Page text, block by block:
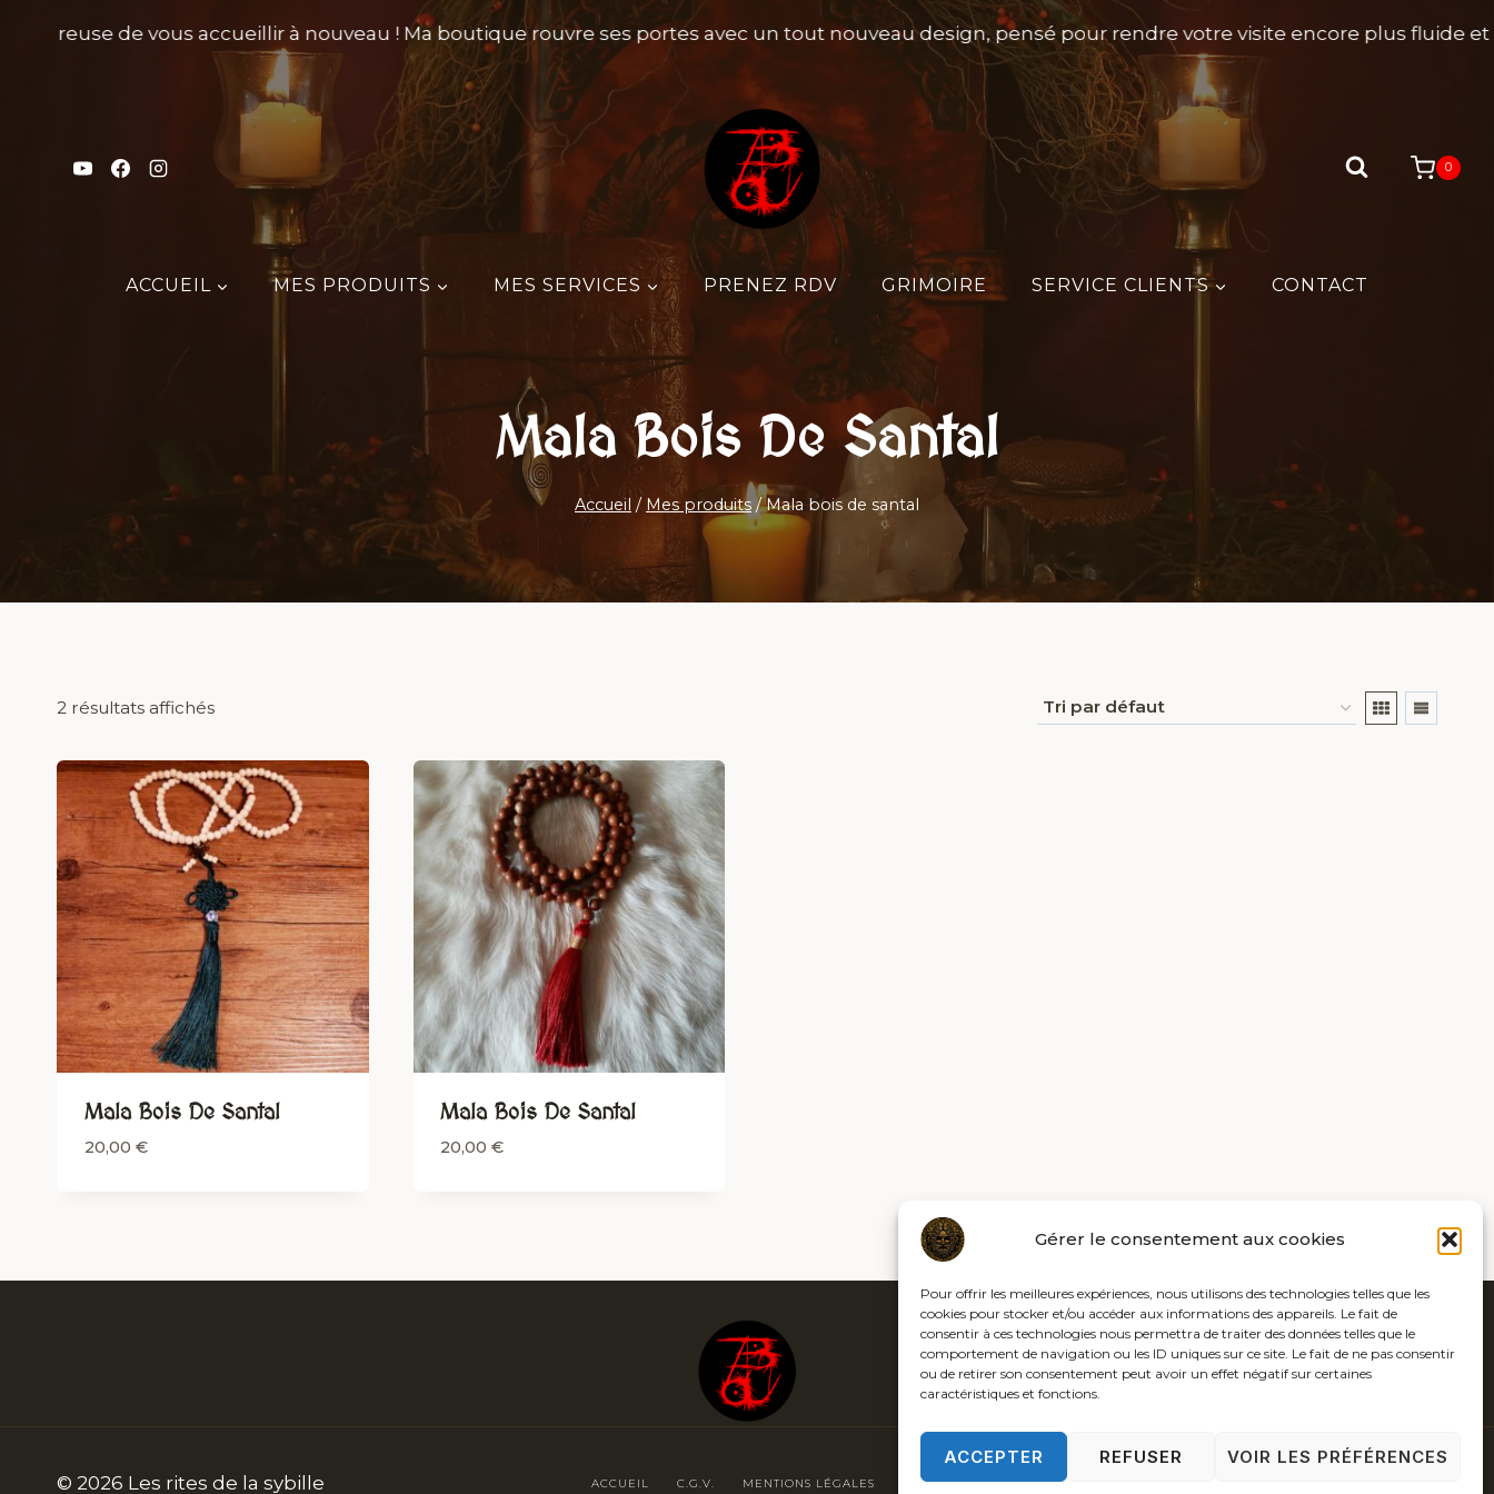
Gérer le consentement aux cookies
Pour offrir les meilleures expériences, nous utilisons des technologies telles que les
cookies pour stocker et/ou accéder aux informations des appareils. Le fait de
consentir à ces technologies nous permettra de traiter des données telles que le
comportement de navigation ou les ID uniques sur ce site. Le fait de ne pas consentir
ou de retirer son consentement peut avoir un effet négatif sur certaines
caractéristiques et fonctions.
ACCEPTER REFUSER VOIR LES PRÉFÉRENCES
de vous accueillir à nouveau ! Ma boutique rouvre ses portes avec un tout nouveau design, pensé pour rendre votre visite encore plus fluide et
0
ACCUEIL MES PRODUITS MES SERVICES PRENEZ RDV GRIMOIRE SERVICE CLIENTS CONTACT
Mala Bois De Santal
Accueil / Mes produits / Mala bois de santal
2 résultats affichés
Mala Bois De Santal
20,00 €
Mala Bois De Santal
20,00 €
© 2026 Les rites de la sybille ACCUEIL C.G.V. MENTIONS LÉGALES POLITIQUE DE COOKIES (UE)